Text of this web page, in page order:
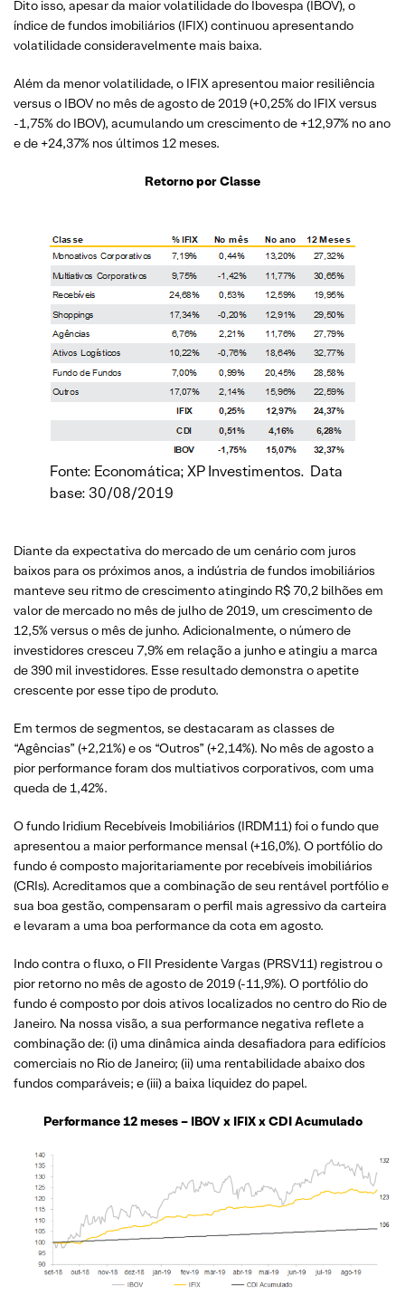
Dito isso, apesar da maior volatilidade do Ibovespa (IBOV), o
índice de fundos imobiliários (IFIX) continuou apresentando
volatilidade consideravelmente mais baixa.
Além da menor volatilidade, o IFIX apresentou maior resiliência
versus o IBOV no mês de agosto de 2019 (+0,25% do IFIX versus
-1,75% do IBOV), acumulando um crescimento de +12,97% no ano
e de +24,37% nos últimos 12 meses.
Retorno por Classe
Fonte: Economática; XP Investimentos. Data
base: 30/08/2019
Diante da expectativa do mercado de um cenário com juros
baixos para os próximos anos, a indústria de fundos imobiliários
manteve seu ritmo de crescimento atingindo R$ 70,2 bilhões em
valor de mercado no mês de julho de 2019, um crescimento de
12,5% versus o mês de junho. Adicionalmente, o número de
investidores cresceu 7,9% em relação a junho e atingiu a marca
de 390 mil investidores. Esse resultado demonstra o apetite
crescente por esse tipo de produto.
Em termos de segmentos, se destacaram as classes de
“Agências” (+2,21%) e os “Outros” (+2,14%). No mês de agosto a
pior performance foram dos multiativos corporativos, com uma
queda de 1,42%.
O fundo Iridium Recebíveis Imobiliários (IRDM11) foi o fundo que
apresentou a maior performance mensal (+16,0%). O portfólio do
fundo é composto majoritariamente por recebíveis imobiliários
(CRIs). Acreditamos que a combinação de seu rentável portfólio e
sua boa gestão, compensaram o perfil mais agressivo da carteira
e levaram a uma boa performance da cota em agosto.
Indo contra o fluxo, o FII Presidente Vargas (PRSV11) registrou o
pior retorno no mês de agosto de 2019 (-11,9%). O portfólio do
fundo é composto por dois ativos localizados no centro do Rio de
Janeiro. Na nossa visão, a sua performance negativa reflete a
combinação de: (i) uma dinâmica ainda desafiadora para edifícios
comerciais no Rio de Janeiro; (ii) uma rentabilidade abaixo dos
fundos comparáveis; e (iii) a baixa liquidez do papel.
Performance 12 meses – IBOV x IFIX x CDI Acumulado